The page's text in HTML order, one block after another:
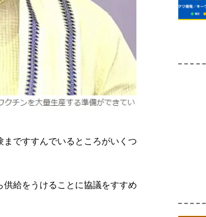
ですすんでいるところがいくつ
給をうけることに協議をすすめ